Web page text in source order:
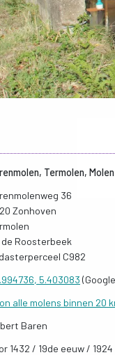
Termolen,
36
Zonhoven
de Roosterbeek
C982
5.403083
alle molens binnen 20
Baren
1432 / 19de eeuw / 1924